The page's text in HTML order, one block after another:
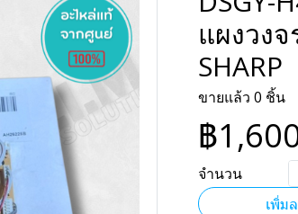
แผงวง
SHARP
ขายแล้ว 0 ชิ้น
฿
จำนวน
เพิ่ม